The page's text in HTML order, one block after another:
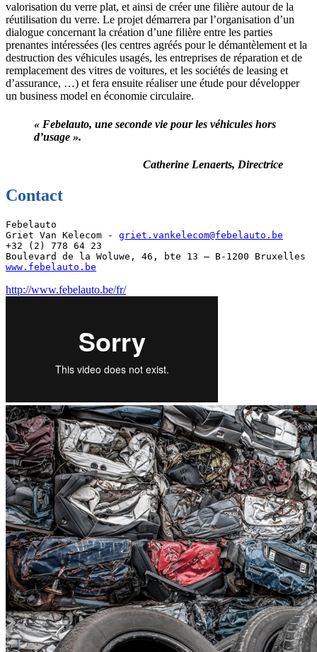
valorisation du verre plat, et ainsi de créer une filière autour de la
réutilisation du verre. Le projet démarrera par l’organisation d’un
dialogue concernant la création d’une filière entre les parties
prenantes intéressées (les centres agréés pour le démantèlement et la
destruction des véhicules usagés, les entreprises de réparation et de
remplacement des vitres de voitures, et les sociétés de leasing et
d’assurance, …) et fera ensuite réaliser une étude pour développer
un business model en économie circulaire.
« Febelauto, une seconde vie pour les véhicules hors
d’usage ».
Catherine Lenaerts, Directrice
Contact
Febelauto
Griet Van Kelecom - griet.vankelecom@febelauto.be
+32 (2) 778 64 23
www.febelauto.be
http://www.febelauto.be/fr/